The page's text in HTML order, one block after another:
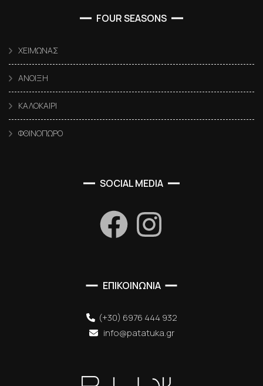
FOUR SEASONS
ΧΕΙΜΩΝΑΣ
ΑΝΟΙΞΗ
ΚΑΛΟΚΑΙΡΙ
ΦΘΙΝΟΠΩΡΟ
SOCIAL MEDIA
ΕΠΙΚΟΙΝΩΝΙΑ
(+30) 6976 444 932
info@patatuka.gr